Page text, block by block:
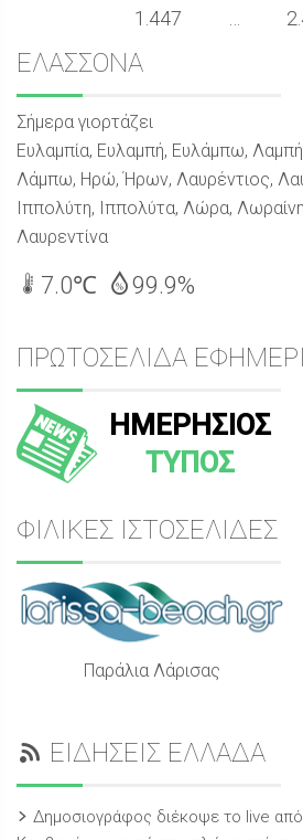
1.447
…
Sidebar
ΕΛΑΣΣΟΝΑ
Σήμερα γιορτάζει
Ευλαμπία, Ευλαμπή, Ευλάμπω,
Λάμπω, Ηρώ, Ήρων, Λαυρέντιος,
Ιππολύτη, Ιππολύτα, Λώρα,
Λαυρεντίνα
7.0℃ 99.9%
ΠΡΩΤΟΣΕΛΙΔΑ
ΗΜΕΡΗΣΙΟΣ
ΤΥΠΟΣ
ΦΙΛΙΚΕΣ ΙΣΤΟΣΕΛΙΔΕΣ
Παράλια Λάρισας
ΕΙΔΗΣΕΙΣ ΕΛΛΑΔΑ
Δημοσιογράφος διέκοψε το live